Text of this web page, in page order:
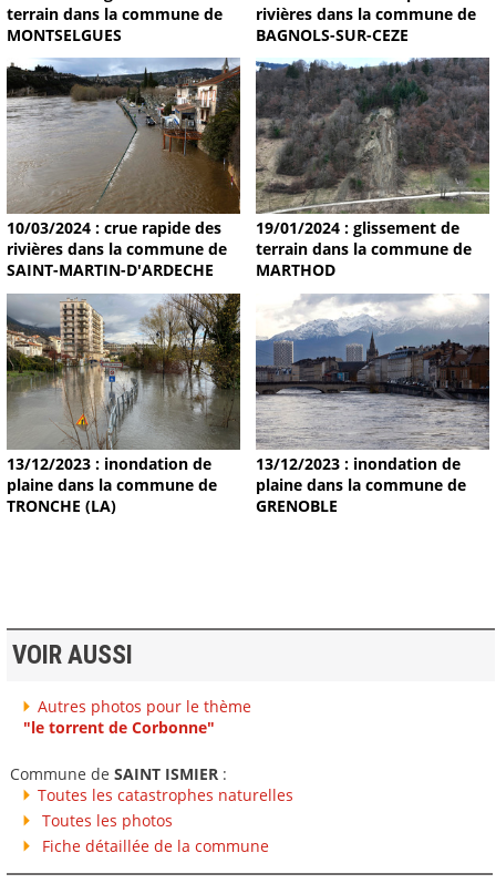
terrain dans la commune de
MONTSELGUES
rivières dans la commune de
BAGNOLS-SUR-CEZE
10/03/2024 : crue rapide des
rivières dans la commune de
SAINT-MARTIN-D'ARDECHE
19/01/2024 : glissement de
terrain dans la commune de
MARTHOD
13/12/2023 : inondation de
plaine dans la commune de
TRONCHE (LA)
13/12/2023 : inondation de
plaine dans la commune de
GRENOBLE
VOIR AUSSI
Autres photos pour le thème
"le torrent de Corbonne"
Commune de SAINT ISMIER:
Toutes les catastrophes naturelles
Toutes les photos
Fiche détaillée de la commune